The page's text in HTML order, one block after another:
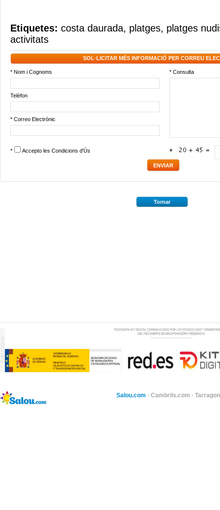
Etiquetes: costa daurada, platges, platges
activitats
SOL·LICITAR MÉS INFORMACIÓ PER CORREU
* Nom i Cognoms * Consulta
Telèfon
* Correo Electrònic
* Accepto les Condicions d'Ús *
Tornar
Salou.com · Cambrils.com ·